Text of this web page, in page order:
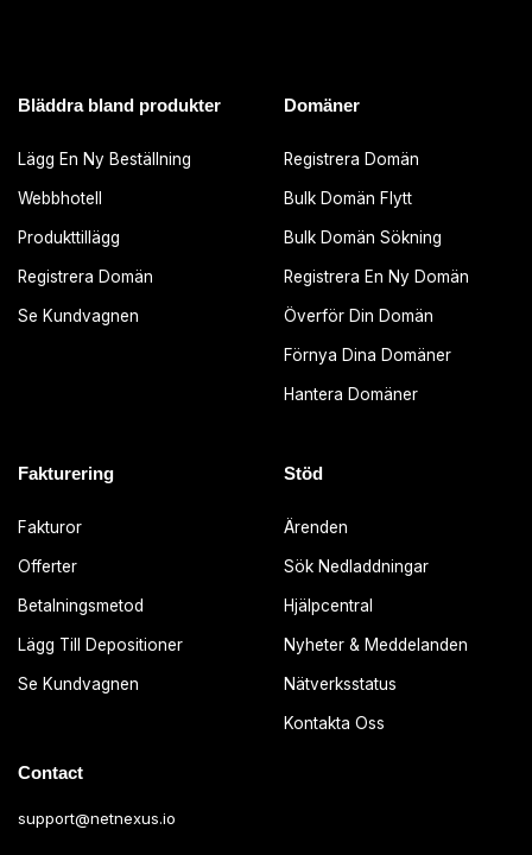
Bläddra bland produkter
Lägg En Ny Beställning
Webbhotell
Produkttillägg
Registrera Domän
Se Kundvagnen
Domäner
Registrera Domän
Bulk Domän Flytt
Bulk Domän Sökning
Registrera En Ny Domän
Överför Din Domän
Förnya Dina Domäner
Hantera Domäner
Fakturering
Fakturor
Offerter
Betalningsmetod
Lägg Till Depositioner
Se Kundvagnen
Stöd
Ärenden
Sök Nedladdningar
Hjälpcentral
Nyheter & Meddelanden
Nätverksstatus
Kontakta Oss
Contact
support@netnexus.io